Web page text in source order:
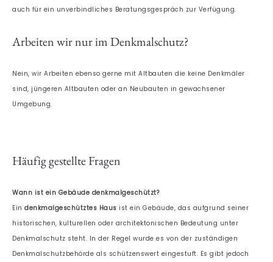
auch für ein unverbindliches Beratungsgespräch zur Verfügung.
Arbeiten wir nur im Denkmalschutz?
Nein, wir Arbeiten ebenso gerne mit Altbauten die keine Denkmäler
sind, jüngeren Altbauten oder an Neubauten in gewachsener
Umgebung.
Häufig gestellte Fragen
Wann ist ein Gebäude denkmalgeschützt?
Ein denkmalgeschütztes Haus ist ein Gebäude, das aufgrund seiner
historischen, kulturellen oder architektonischen Bedeutung unter
Denkmalschutz steht. In der Regel wurde es von der zuständigen
Denkmalschutzbehörde als schützenswert eingestuft. Es gibt jedoch